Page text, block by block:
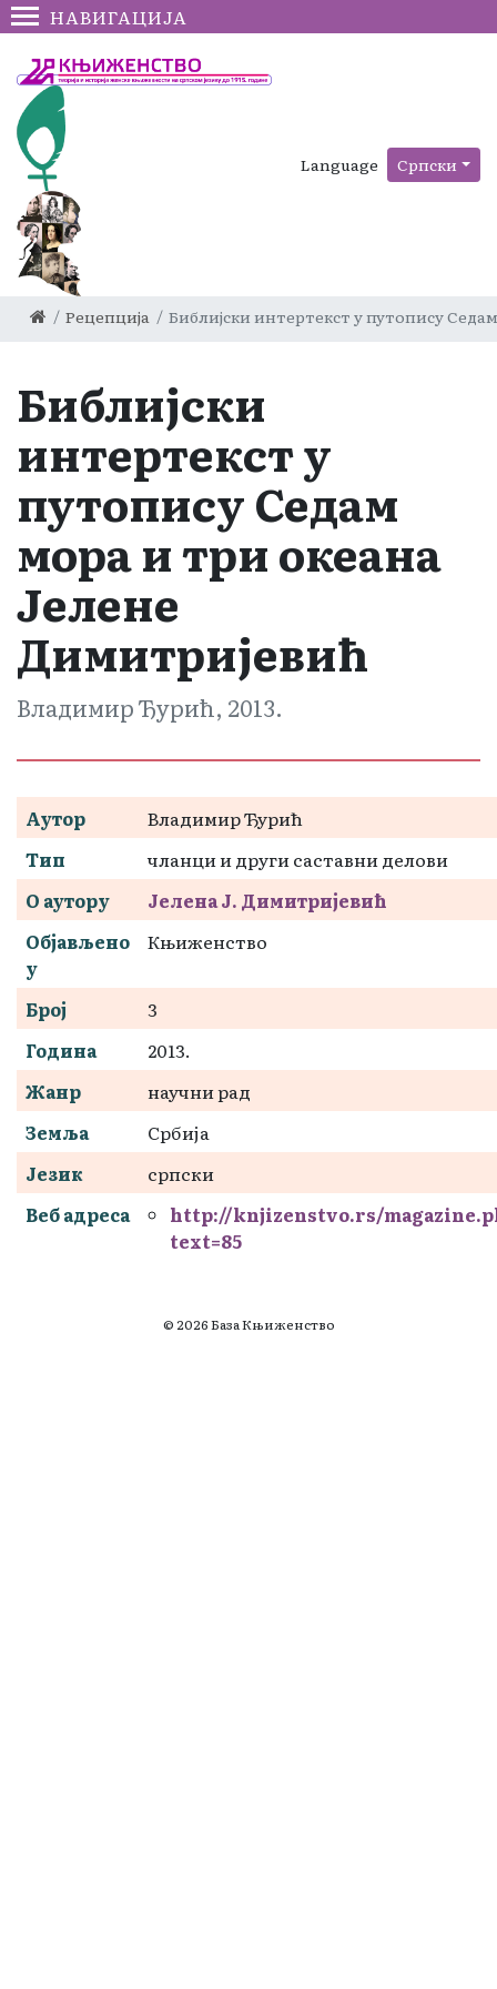
НАВИГАЦИЈА
Language Српски
Рецепција Библијски интертекст у путопису
Библијски
интертекст у
путопису Седам
мора и три океана
Јелене
Димитријевић
Владимир Ђурић, 2013.
Аутор
Владимир Ђурић
Тип
чланци и други саставни делови
О аутору
Јелена Ј. Димитријевић
Објављено
у
Књиженство
Број
3
Година
2013.
Жанр
научни рад
Земља
Србија
Језик
српски
Веб адреса
http://knjizenstvo.rs/
text=85
© 2026 База Књиженство